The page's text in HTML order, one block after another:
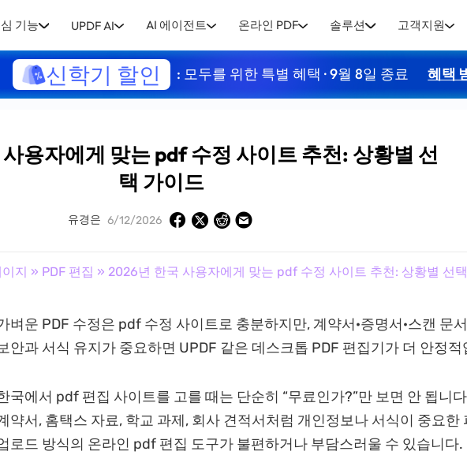
기능 UPDF AI AI 에이전트 온라인 PDF 솔루션 고객지원
신학기 할인 : 모두를 위한 특별 혜택 · 9월 8일 종료 혜택
용자에게 맞는 pdf 수정 사이트 추천: 상황별 선
택 가이드
유경은 6/12/2026
지 » PDF 편집 » 2026년 한국 사용자에게 맞는 pdf 수정 사이트 추천: 상황별 선
벼운 PDF 수정은 pdf 수정 사이트로 충분하지만, 계약서·증명서·스캔 문
안과 서식 유지가 중요하면 UPDF 같은 데스크톱 PDF 편집기가 더 안정적
국에서 pdf 편집 사이트를 고를 때는 단순히 “무료인가?”만 보면 안 됩니
약서, 홈택스 자료, 학교 과제, 회사 견적서처럼 개인정보나 서식이 중요한
로드 방식의 온라인 pdf 편집 도구가 불편하거나 부담스러울 수 있습니다.